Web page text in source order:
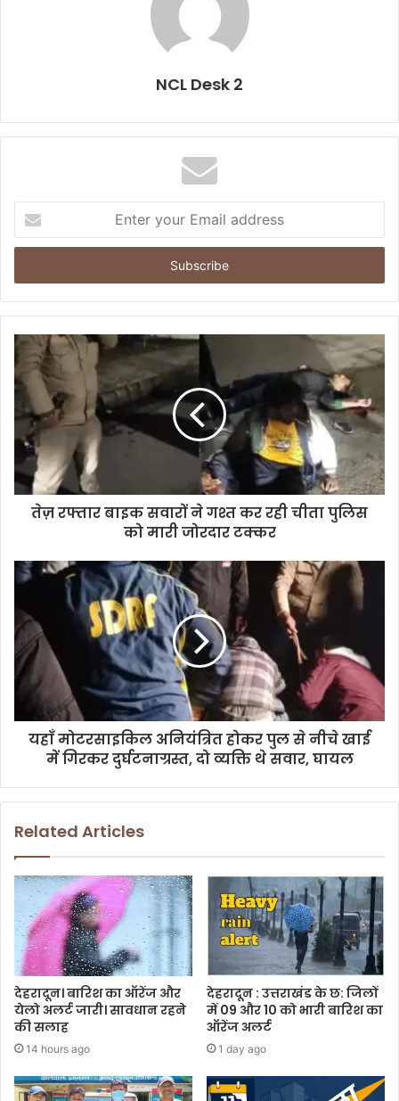
NCL Desk 2
t
r
y
u
E
a
a
s
s
तेज़ रफ्तार बाइक सवारों ने गश्त कर रही चीता पुलिस
को मारी जोरदार टक्कर
यहाँ मोटरसाइकिल अनियंत्रित होकर पुल से नीचे खाई
में गिरकर दुर्घटनाग्रस्त, दो व्यक्ति थे सवार, घायल
Related Articles
देहरादून। बारिश का ऑरेंज और
येलो अलर्ट जारी। सावधान रहने
की सलाह
14 hours ago
देहरादून : उत्तराखंड के छ: जिलों
में 09 और 10 को भारी बारिश का
ऑरेंज अलर्ट
1 day ago